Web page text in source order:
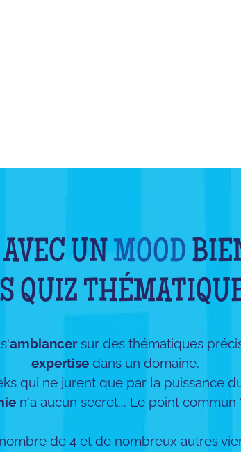
UNMOOD
QUIZ
ambiancersur des thématiques
expertise dans un domaine.
qui ne jurent que par la puissance
n'a aucun secret... Le point commun
de 4 et de nombreux autres